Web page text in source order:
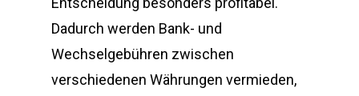
Dadurch werden Bank- und
Wechselgebühren zwischen
verschiedenen Währungen vermieden,